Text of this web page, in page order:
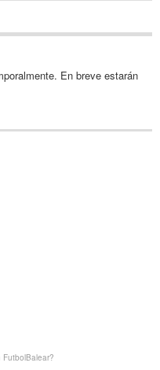
En breve estarán
FutbolBalear?